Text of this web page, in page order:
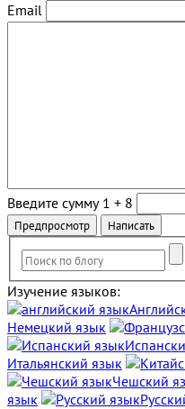
Email
Введите сумму 1 + 8
Изучение языков:
Немецкий язык
Итальянский язык
Чешский
язык